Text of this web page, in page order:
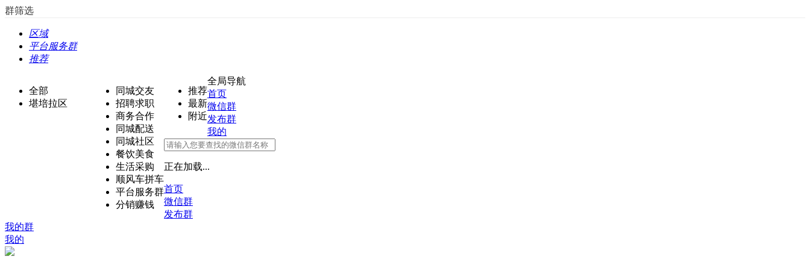
群筛选
区域
平台服务群
推荐
全部
堪培拉区
同城交友
招聘求职
商务合作
同城配送
同城社区
餐饮美食
生活采购
顺风车拼车
平台服务群
分销赚钱
推荐
最新
附近
全局导航
首页
微信群
发布群
我的
正在加载...
首页
微信群
发布群
我的群
我的